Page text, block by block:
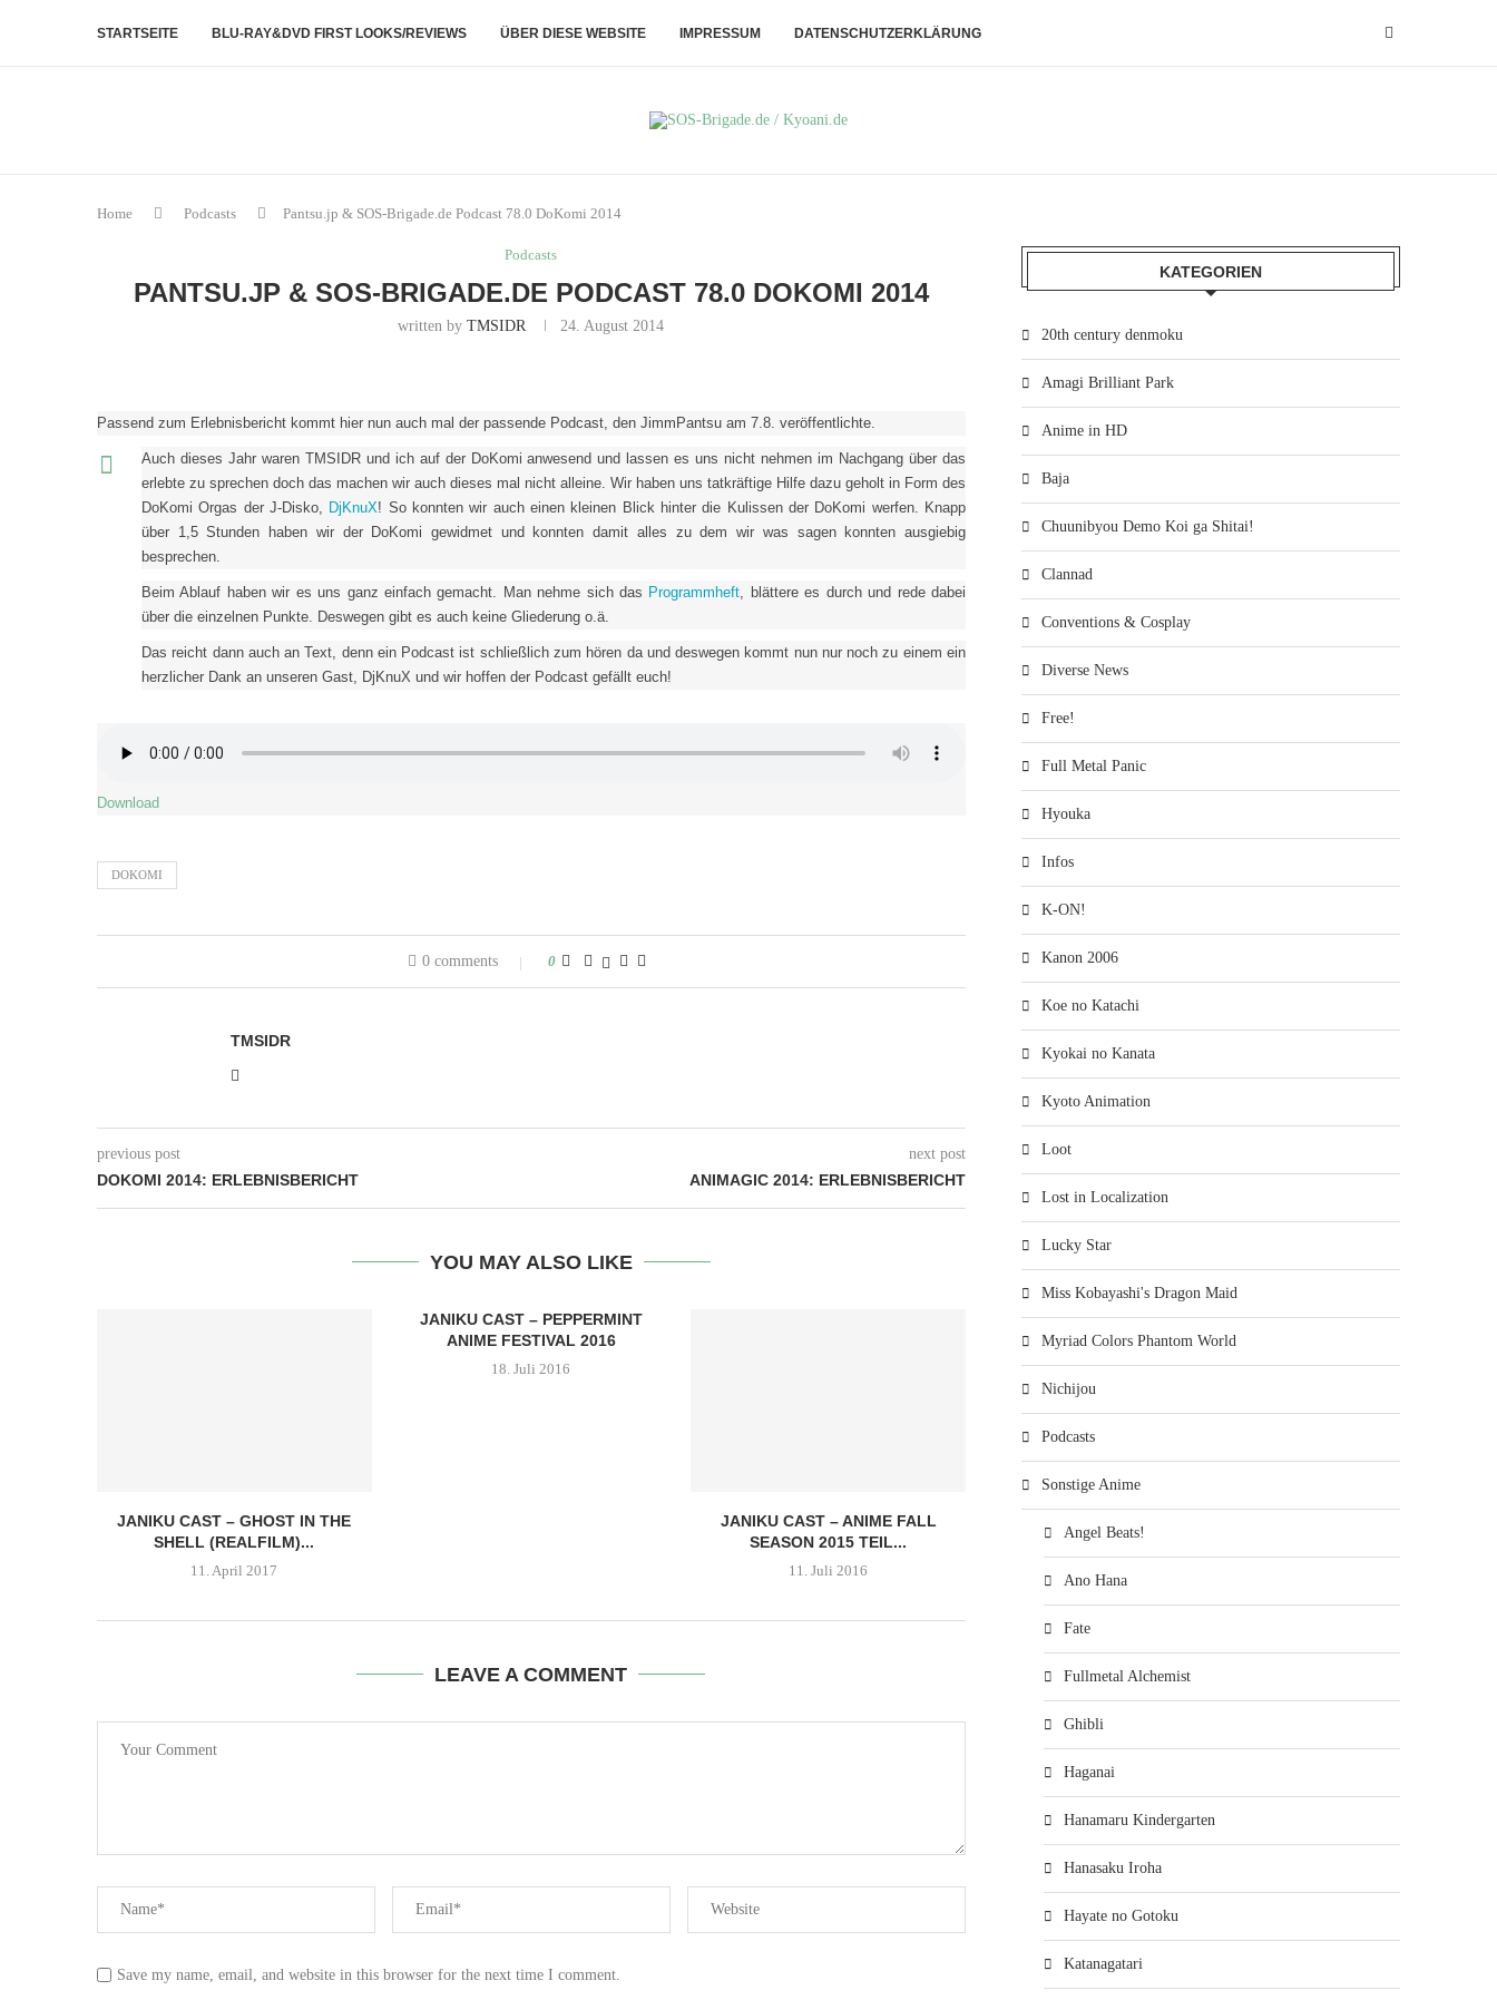
STARTSEITE BLU-RAY&DVD FIRST LOOKS/REVIEWS ÜBER DIESE WEBSITE IMPRESSUM DATENSCHUTZERKLÄRUNG
Home Podcasts Pantsu.jp & SOS-Brigade.de Podcast 78.0 DoKomi 2014
Podcasts
PANTSU.JP & SOS-BRIGADE.DE PODCAST 78.0 DOKOMI 2014
written byTMSIDR 24. August 2014
Passend zum Erlebnisbericht kommt hier nun auch mal der passende Podcast, den JimmPantsu am 7.8. veröffentlichte.
Auch dieses Jahr waren TMSIDR und ich auf der DoKomi anwesend und lassen es uns nicht nehmen im Nachgang über das
erlebte zu sprechen doch das machen wir auch dieses mal nicht alleine. Wir haben uns tatkräftige Hilfe dazu geholt in Form des
DoKomi Orgas der J-Disko, DjKnuX! So konnten wir auch einen kleinen Blick hinter die Kulissen der DoKomi werfen. Knapp
über 1,5 Stunden haben wir der DoKomi gewidmet und konnten damit alles zu dem wir was sagen konnten ausgiebig
besprechen.
Beim Ablauf haben wir es uns ganz einfach gemacht. Man nehme sich das Programmheft, blättere es durch und rede dabei
über die einzelnen Punkte. Deswegen gibt es auch keine Gliederung o.ä.
Das reicht dann auch an Text, denn ein Podcast ist schließlich zum hören da und deswegen kommt nun nur noch zu einem ein
herzlicher Dank an unseren Gast, DjKnuX und wir hoffen der Podcast gefällt euch!
Download
DOKOMI
0 comments 0
TMSIDR
previous post
DOKOMI 2014: ERLEBNISBERICHT
next post
ANIMAGIC 2014: ERLEBNISBERICHT
YOU MAY ALSO LIKE
JANIKU CAST – GHOST IN THE
SHELL (REALFILM)...
11. April 2017
JANIKU CAST – PEPPERMINT
ANIME FESTIVAL 2016
18. Juli 2016
JANIKU CAST – ANIME FALL
SEASON 2015 TEIL...
11. Juli 2016
LEAVE A COMMENT
Save my name, email, and website in this browser for the next time I comment.
KATEGORIEN
20th century denmoku
Amagi Brilliant Park
Anime in HD
Baja
Chuunibyou Demo Koi ga Shitai!
Clannad
Conventions & Cosplay
Diverse News
Free!
Full Metal Panic
Hyouka
Infos
K-ON!
Kanon 2006
Koe no Katachi
Kyokai no Kanata
Kyoto Animation
Loot
Lost in Localization
Lucky Star
Miss Kobayashi's Dragon Maid
Myriad Colors Phantom World
Nichijou
Podcasts
Sonstige Anime
Angel Beats!
Ano Hana
Fate
Fullmetal Alchemist
Ghibli
Haganai
Hanamaru Kindergarten
Hanasaku Iroha
Hayate no Gotoku
Katanagatari